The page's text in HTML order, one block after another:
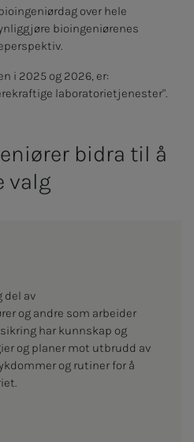
over hele
bioingeniørenes
i 2025 og 2026, er:
laboratorietjenester".
bidra til å
valg
del av
og andre som arbeider
har kunnskap og
og planer mot utbrudd av
og rutiner for å